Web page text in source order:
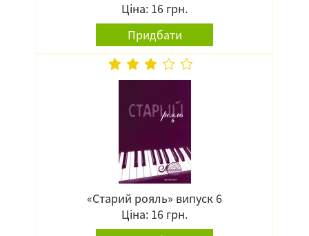
Ціна: 16 грн.
Придбати
«Старий рояль» випуск 6
Ціна: 16 грн.